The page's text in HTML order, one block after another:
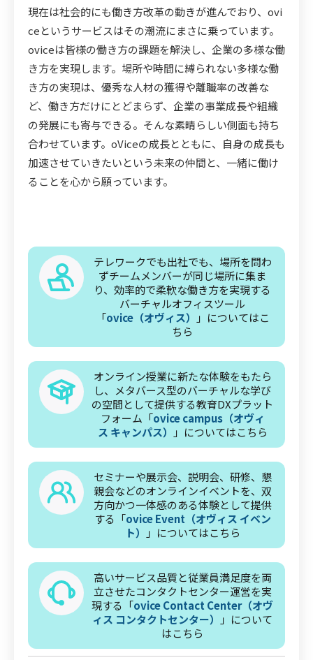
現在は社会的にも働き方改革の動きが進んでおり、ovi
ceというサービスはその潮流にまさに乗っています。
oviceは皆様の働き方の課題を解決し、企業の多様な働
き方を実現します。場所や時間に縛られない多様な働
き方の実現は、優秀な人材の獲得や離職率の改善な
ど、働き方だけにとどまらず、企業の事業成長や組織
の発展にも寄与できる。そんな素晴らしい側面も持ち
合わせています。oViceの成長とともに、自身の成長も
加速させていきたいという未来の仲間と、一緒に働け
ることを心から願っています。
テレワークでも出社でも、場所を問わ
ずチームメンバーが同じ場所に集ま
り、効率的で柔軟な働き方を実現する
バーチャルオフィスツール
「ovice（オヴィス）
」についてはこ
ちら
オンライン授業に新たな体験をもたら
し、メタバース型のバーチャルな学び
の空間として提供する教育DXプラット
フォーム「ovice campus（オヴィ
ス キャンパス）
」についてはこちら
セミナーや展示会、説明会、研修、懇
親会などのオンラインイベントを、双
方向かつ一体感のある体験として提供
する「ovice Event（オヴィス イベン
ト）
」についてはこちら
高いサービス品質と従業員満足度を両
立させたコンタクトセンター運営を実
現する「ovice Contact Center（オヴ
ィス コンタクトセンター）
」について
はこちら